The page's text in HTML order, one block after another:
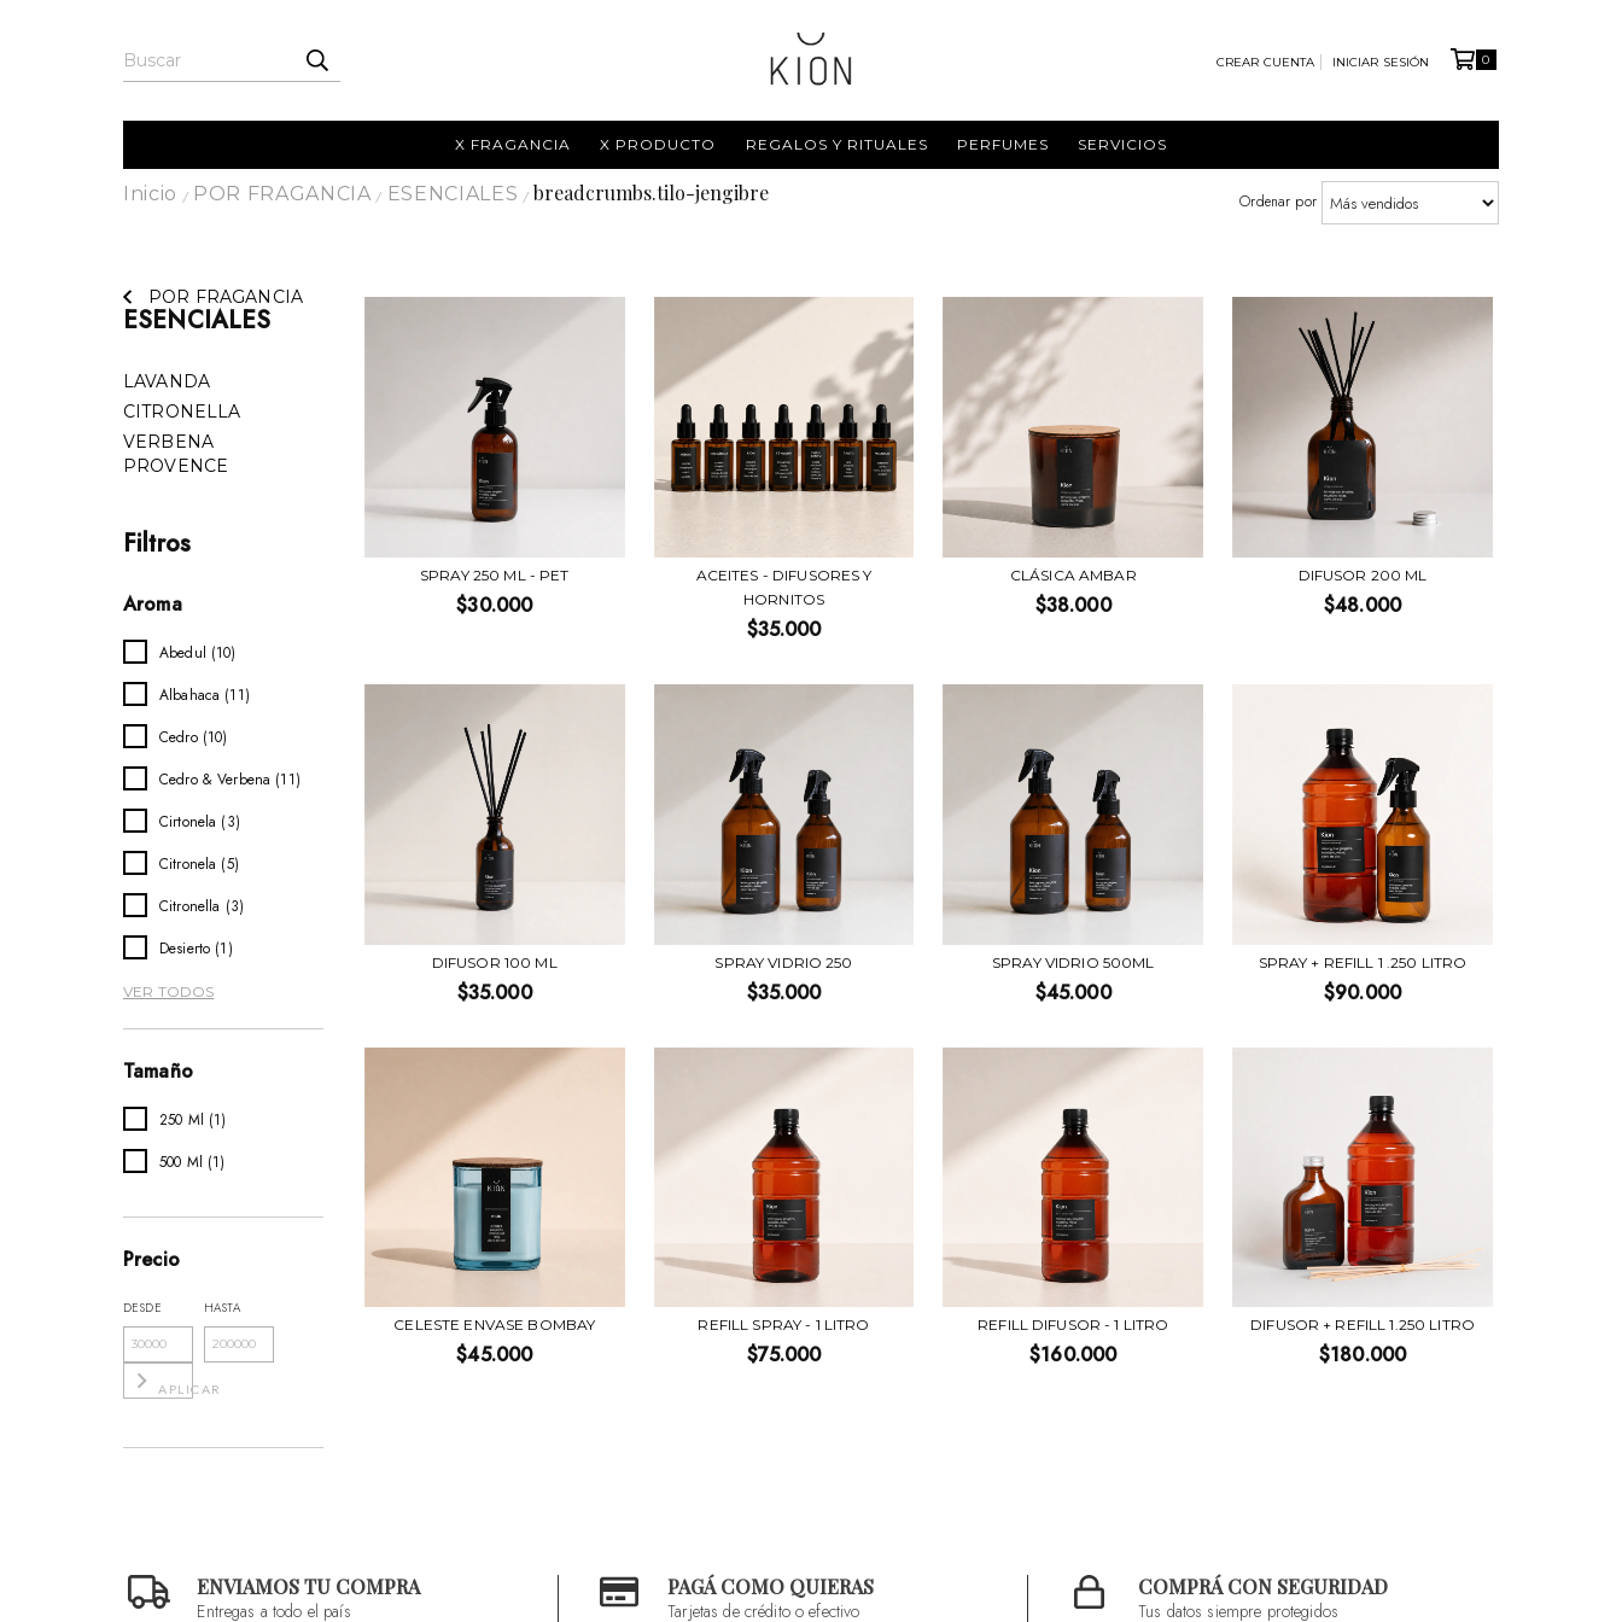
CREAR CUENTA INICIAR SESIÓN 0
X FRAGANCIA X PRODUCTO REGALOS Y RITUALES PERFUMES SERVICIOS
Inicio / POR FRAGANCIA / ESENCIALES / breadcrumbs.tilo-jengibre Ordenar por
POR FRAGANCIA
ESENCIALES
LAVANDA
CITRONELLA
VERBENA
PROVENCE
Filtros
Aroma
Abedul (10)
Albahaca (11)
Cedro (10)
Cedro & Verbena (11)
Cirtonela (3)
Citronela (5)
Citronella (3)
Desierto (1)
VER TODOS
Tamaño
250 Ml (1)
500 Ml (1)
Precio
DESDE HASTA
APLICAR
SPRAY 250 ML - PET
$30.000
ACEITES - DIFUSORES Y
HORNITOS
$35.000
CLÁSICA AMBAR
$38.000
DIFUSOR 200 ML
$48.000
DIFUSOR 100 ML
$35.000
SPRAY VIDRIO 250
$35.000
SPRAY VIDRIO 500ML
$45.000
SPRAY + REFILL 1 .250 LITRO
$90.000
CELESTE ENVASE BOMBAY
$45.000
REFILL SPRAY - 1 LITRO
$75.000
REFILL DIFUSOR - 1 LITRO
$160.000
DIFUSOR + REFILL 1.250 LITRO
$180.000
ENVIAMOS TU COMPRA
Entregas a todo el país
PAGÁ COMO QUIERAS
Tarjetas de crédito o efectivo
COMPRÁ CON SEGURIDAD
Tus datos siempre protegidos